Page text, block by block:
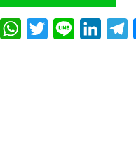
FacebookWhatsAppTwitterLine